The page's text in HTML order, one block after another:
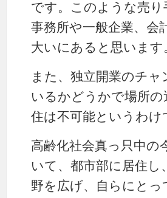
です。このような売り
事務所や一般企業、会
大いにあると思います
また、独立開業のチ
いるかどうかで場所
住は不可能というわ
高齢化社会真っ只中の
いて、都市部に居住
野を広げ、自らにと